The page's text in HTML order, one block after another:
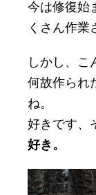
今は修復始
くさん作業
しかし、こ
何故作られ
ね。
好きです、
好き。